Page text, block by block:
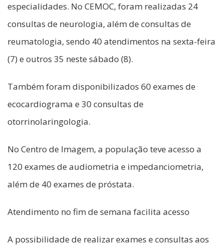
especialidades. No CEMOC, foram realizadas 24
consultas de neurologia, além de consultas de
reumatologia, sendo 40 atendimentos na sexta-feira
(7) e outros 35 neste sábado (8).
Também foram disponibilizados 60 exames de
ecocardiograma e 30 consultas de
otorrinolaringologia.
No Centro de Imagem, a população teve acesso a
120 exames de audiometria e impedanciometria,
além de 40 exames de próstata.
Atendimento no fim de semana facilita acesso
A possibilidade de realizar exames e consultas aos